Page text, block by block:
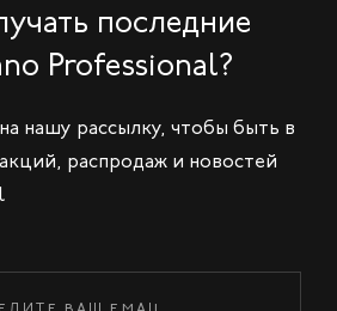
последние
Professional?
нашу рассылку, чтобы быть в
распродаж и новостей